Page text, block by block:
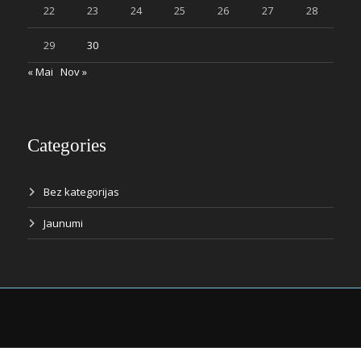
22 23 24 25 26 27 28
29
30
« Mai Nov »
Categories
Bez kategorijas
Jaunumi